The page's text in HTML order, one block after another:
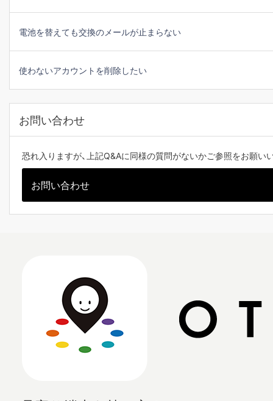
電池を替えても交換のメールが止まらない
使わないアカウントを削除したい
お問い合わせ
恐れ入りますが、上記Q&Aに同様の質問がないかご参照をお願い
お問い合わせ